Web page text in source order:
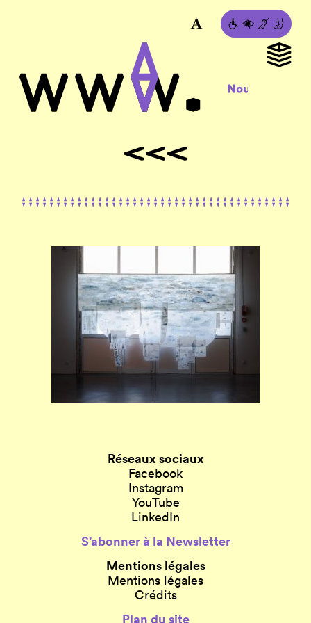
Réseaux sociaux
Facebook
Instagram
YouTube
LinkedIn
S’abonner à la Newsletter
Mentions légales
Mentions légales
Crédits
Plan du site